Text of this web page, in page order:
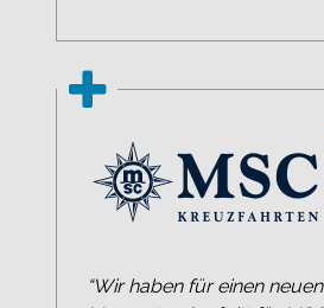
“Wir haben für einen neuen